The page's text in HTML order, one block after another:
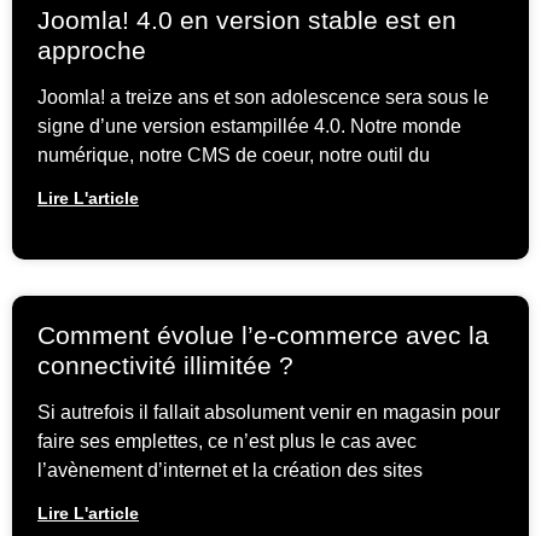
Joomla! 4.0 en version stable est en
approche
Joomla! a treize ans et son adolescence sera sous le
signe d’une version estampillée 4.0. Notre monde
numérique, notre CMS de coeur, notre outil du
Lire L'article
Comment évolue l’e-commerce avec la
connectivité illimitée ?
Si autrefois il fallait absolument venir en magasin pour
faire ses emplettes, ce n’est plus le cas avec
l’avènement d’internet et la création des sites
Lire L'article